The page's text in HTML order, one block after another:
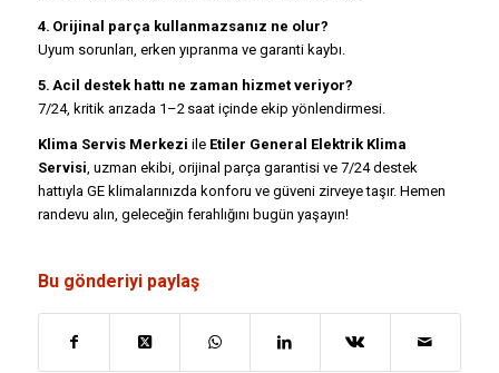
4. Orijinal parça kullanmazsanız ne olur?
Uyum sorunları, erken yıpranma ve garanti kaybı.
5. Acil destek hattı ne zaman hizmet veriyor?
7/24, kritik arızada 1–2 saat içinde ekip yönlendirmesi.
Klima Servis Merkezi ile Etiler General Elektrik Klima
Servisi , uzman ekibi, orijinal parça garantisi ve 7/24 destek
hattıyla GE klimalarınızda konforu ve güveni zirveye taşır. Hemen
randevu alın, geleceğin ferahlığını bugün yaşayın!
Bu gönderiyi paylaş